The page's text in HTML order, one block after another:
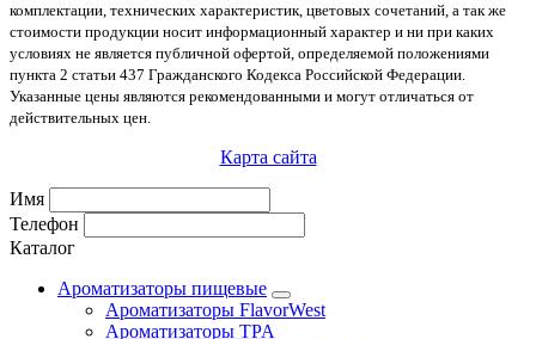
комплектации, технических характеристик, цветовых сочетаний, а так же
стоимости продукции носит информационный характер и ни при каких
условиях не является публичной офертой, определяемой положениями
пункта 2 статьи 437 Гражданского Кодекса Российской Федерации.
Указанные цены являются рекомендованными и могут отличаться от
действительных цен.
Карта сайта
Имя
Телефон
Каталог
Ароматизаторы пищевые
Ароматизаторы FlavorWest
Ароматизаторы TPA